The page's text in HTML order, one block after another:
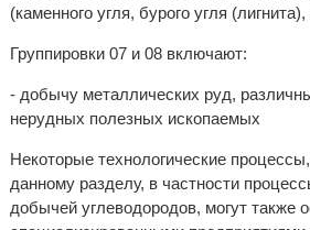
(каменного угля, бурого угля
Группировки 07 и 08 включают:
- добычу металлических руд,
нерудных полезных ископаемых
Некоторые технологические
данному разделу, в частности
добычей углеводородов, могут также